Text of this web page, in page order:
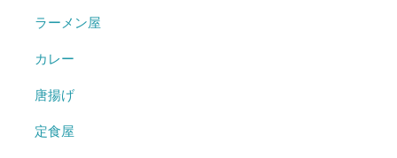
ラーメン屋
カレー
唐揚げ
定食屋